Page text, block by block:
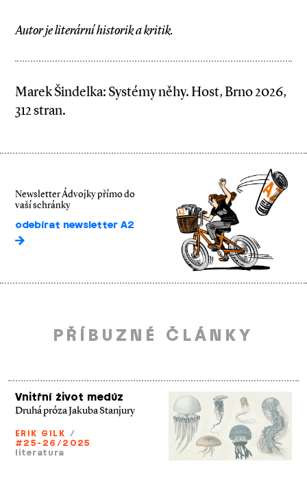
Autor je literární historik a kritik.
Marek Šindelka: Systémy něhy. Host, Brno 2026,
312 stran.
Newsletter Ádvojky přímo do
vaší schránky
odebírat newsletter A2
PŘÍBUZNÉ ČLÁNKY
Vnitřní život medúz
Druhá próza Jakuba Stanjury
ERIK GILK /
#25-26/2025
literatura